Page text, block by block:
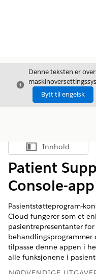
Avslutt
Denne teksten er
Bytt til engelsk
Vis
Innhold
Patient
Console-app
Pasientstøtteprogram-
Cloud fungerer som et
pasientrepresentanter
behandlingsprogrammer
tilpasse denne appen i
alle funksjonene i
NØDVENDIGE